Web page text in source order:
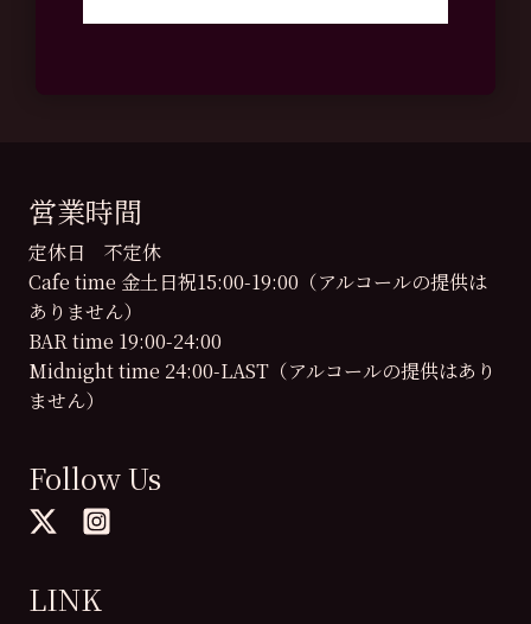
営業時間
定休日 不定休
Cafe time 金土日祝15:00-19:00（アルコールの提供は
ありません）
BAR time 19:00-24:00
Midnight time 24:00-LAST（アルコールの提供はあり
ません）
Follow Us
LINK